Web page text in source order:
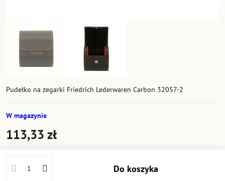
Pudełko na zegarki Friedrich Lederwaren Carbon 32057-2
W magazynie
113,33 zł
Do koszyka